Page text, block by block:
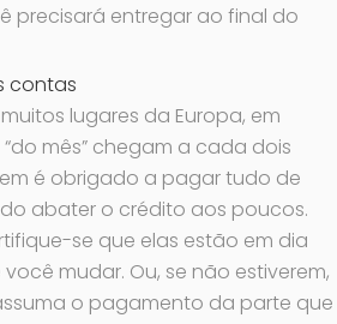
precisará entregar ao final do
contas
lugares da Europa, em
mês” chegam a cada dois
é obrigado a pagar tudo de
abater o crédito aos poucos.
se que elas estão em dia
mudar. Ou, se não estiverem,
o pagamento da parte que